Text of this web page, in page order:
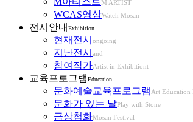
M ARTIST
WCAS영상Watch Mosan
전시안내 Exhibition
현재전시 ongoing
지난전시 and
참여작가Artist in Exhibitiont
교육프로그램Education
문화예술교육프로그램 Art Education
문화가 있는 날Play with Stone
금상첨화Mosan Festival